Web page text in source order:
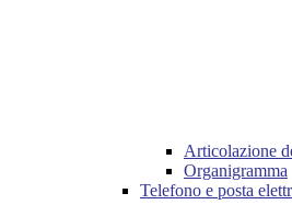
Articolazione
Organigramma
Telefono e posta